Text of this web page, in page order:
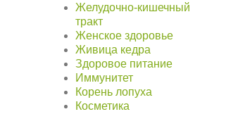
Желудочно-кишечный
тракт
Женское здоровье
Живица кедра
Здоровое питание
Иммунитет
Корень лопуха
Косметика